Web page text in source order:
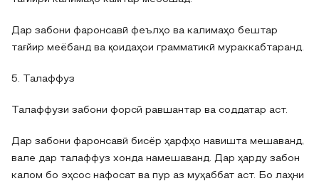
Дар забони фаронсавӣ феълҳо ва калимаҳо бештар
тағйир меёбанд ва қоидаҳои грамматикӣ мураккабтаранд.
5. Талаффуз
Талаффузи забони форсӣ равшантар ва соддатар аст.
Дар забони фаронсавӣ бисёр ҳарфҳо навишта мешаванд,
вале дар талаффуз хонда намешаванд. Дар ҳарду забон
калом бо эҳсос нафосат ва пур аз муҳаббат аст. Бо лаҳни